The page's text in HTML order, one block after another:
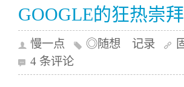
GOOGLE的狂热崇
慢一点 ◎随想 记录
4 条评论